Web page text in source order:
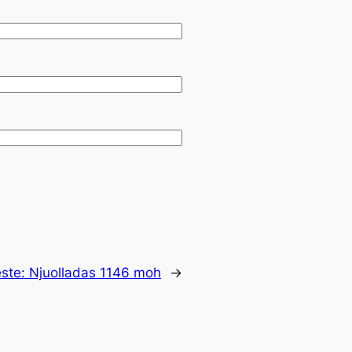
Njuolladas 1146 moh →